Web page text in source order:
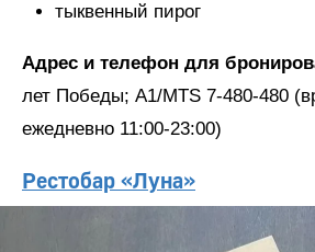
тыквенный пирог
Адрес и телефон для
лет Победы; А1/MTS 7-480-480
ежедневно 11:00-23:00)
Рестобар «Луна»